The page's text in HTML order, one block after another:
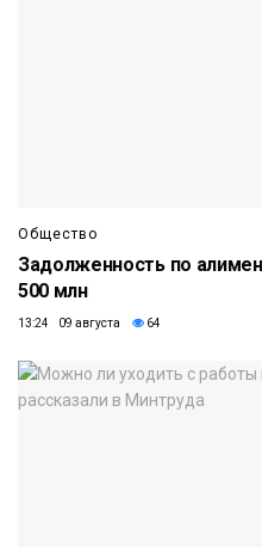
Общество
Задолженность по
500 млн
13:24 09 августа 64